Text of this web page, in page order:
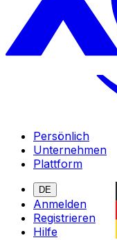
Persönlich
Unternehmen
Plattform
DE
Anmelden
Registrieren
Hilfe